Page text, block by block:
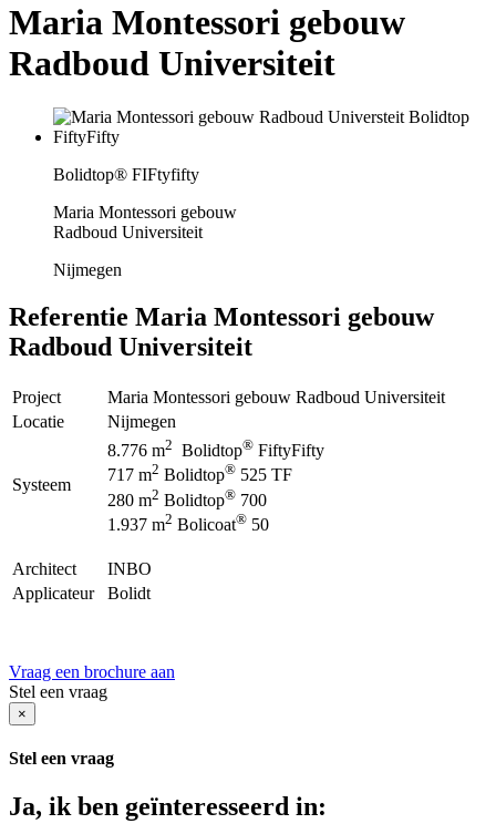
Maria Montessori gebouw
Radboud Universiteit
Bolidtop® FIFtyfifty
Maria Montessori gebouw
Radboud Universiteit
Nijmegen
Referentie Maria Montessori gebouw
Radboud Universiteit
Project
Maria Montessori gebouw Radboud Universiteit
Locatie
Nijmegen
Systeem
8.776 m2 Bolidtop® FiftyFifty
717 m2 Bolidtop® 525 TF
280 m2 Bolidtop® 700
1.937 m2 Bolicoat® 50
Architect
INBO
Applicateur
Bolidt
Vraag een brochure aan
Stel een vraag
×
Stel een vraag
Ja, ik ben geïnteresseerd in: